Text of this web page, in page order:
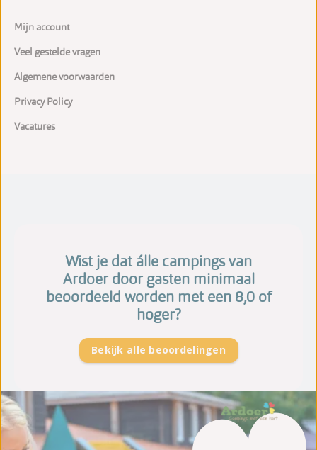
Mijn account
Veel gestelde vragen
Algemene voorwaarden
Privacy Policy
Vacatures
Wist je dat álle campings van
Ardoer door gasten minimaal
beoordeeld worden met een 8,0 of
hoger?
Bekijk alle beoordelingen